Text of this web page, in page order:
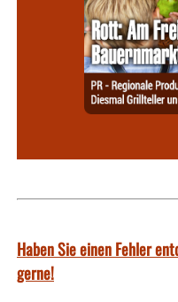
Haben Sie einen Fehler
gerne!